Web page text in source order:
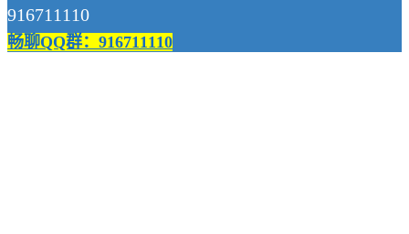
916711110
畅聊QQ群：916711110